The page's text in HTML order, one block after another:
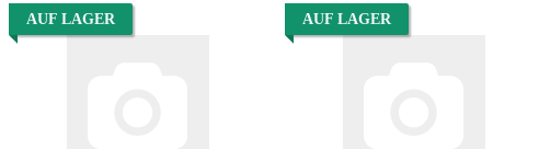
AUF LAGER AUF LAGER